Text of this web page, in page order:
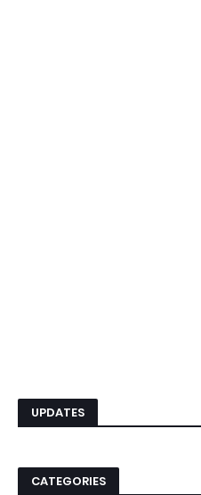
UPDATES
CATEGORIES